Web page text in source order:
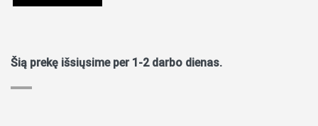
Šią prekę išsiųsime per 1-2 darbo dienas.